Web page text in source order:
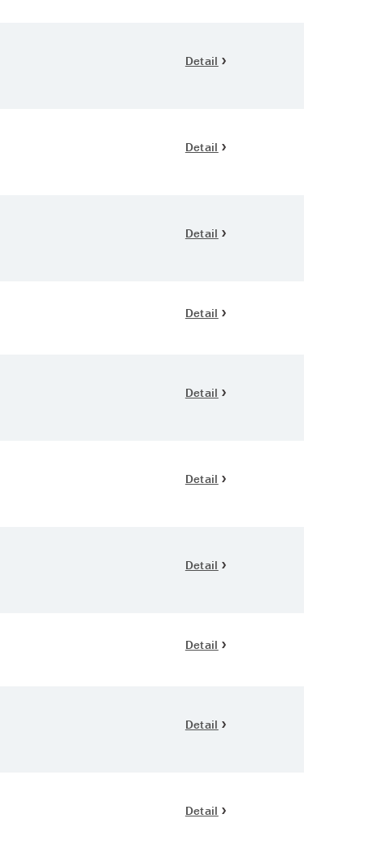
Detail
Detail
Detail
Detail
Detail
Detail
Detail
Detail
Detail
Detail